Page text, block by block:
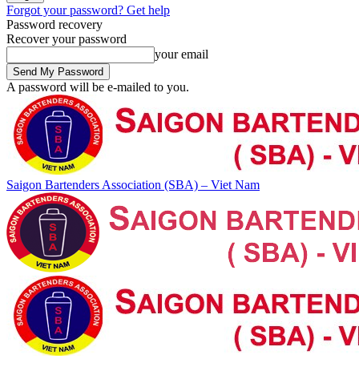
Forgot your password? Get help
Password recovery
Recover your password
your email
A password will be e-mailed to you.
Saigon Bartenders Association (SBA) – Viet Nam